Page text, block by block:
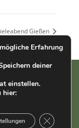
Gießen
|Impressum
Erfahrung
deiner
einstellen.
hier:
GDPR